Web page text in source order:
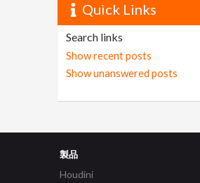
Quick Links
Search links
Show recent posts
Show unanswered posts
製品
Houdini